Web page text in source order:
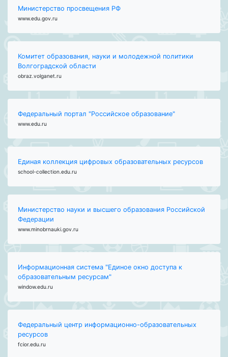
Министерство просвещения РФ
www.edu.gov.ru
Комитет образования, науки и молодежной политики
Волгоградской области
obraz.volganet.ru
Федеральный портал "Российское образование"
www.edu.ru
Единая коллекция цифровых образовательных ресурсов
school-collection.edu.ru
Министерство науки и высшего образования Российской
Федерации
www.minobrnauki.gov.ru
Информационная система "Единое окно доступа к
образовательным ресурсам"
window.edu.ru
Федеральный центр информационно-образовательных
ресурсов
fcior.edu.ru